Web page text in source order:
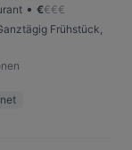
• €€€€
Frühstück,